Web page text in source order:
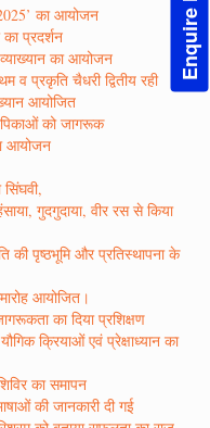
2025’ का आयोजन
का प्रदर्शन
का आयोजन
व प्रकृति चैधरी द्वितीय रही
आयोजित
को जागरूक
आयोजन
गुदगुदाया, वीर रस से किया
की पृष्ठभूमि और प्रतिस्थापना के
आयोजित।
का दिया प्रशिक्षण
क्रियाओं एवं प्रेक्षाध्यान का
का समापन
की जानकारी दी गई